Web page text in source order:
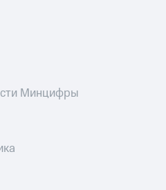
Минцифры